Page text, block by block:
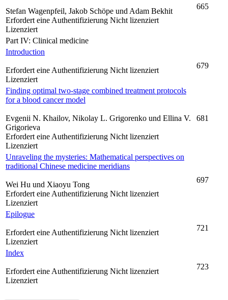
Stefan Wagenpfeil, Jakob Schöpe und Adam Bekhit
Erfordert eine Authentifizierung Nicht lizenziert
Lizenziert
665
Part IV: Clinical medicine
Introduction
Erfordert eine Authentifizierung Nicht lizenziert
Lizenziert
679
Finding optimal two-stage combined treatment protocols
for a blood cancer model
Evgenii N. Khailov, Nikolay L. Grigorenko und Ellina V.
Grigorieva
Erfordert eine Authentifizierung Nicht lizenziert
Lizenziert
681
Unraveling the mysteries: Mathematical perspectives on
traditional Chinese medicine meridians
Wei Hu und Xiaoyu Tong
Erfordert eine Authentifizierung Nicht lizenziert
Lizenziert
697
Epilogue
Erfordert eine Authentifizierung Nicht lizenziert
Lizenziert
721
Index
Erfordert eine Authentifizierung Nicht lizenziert
Lizenziert
723